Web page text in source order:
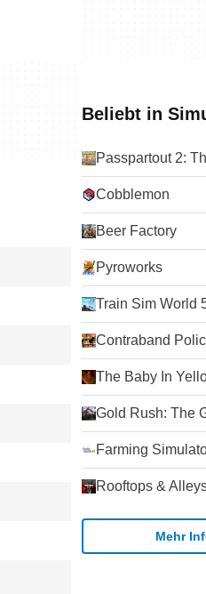
Beliebt in
Passpartout 2:
Cobblemon
Beer Factory
Pyroworks
Train Sim World
Contraband
The Baby In
Gold Rush: The
Farming
Rooftops &
Mehr